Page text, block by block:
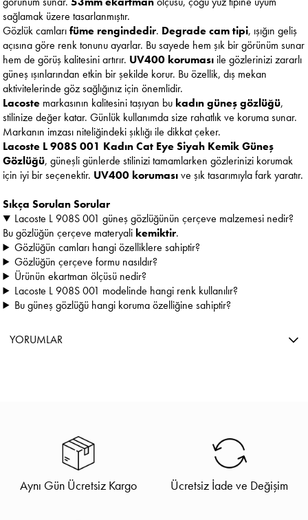
sağlamak üzere tasarlanmıştır.
Gözlük camlarıfüme rengindedir. Degrade cam tipi, ışığın geliş
açısına göre renk tonunu ayarlar. Bu sayede hem şık bir görünüm sunar
hem de görüş kalitesini artırır. UV400 koruması ile gözlerinizi zararlı
güneş ışınlarından etkin bir şekilde korur. Bu özellik, dış mekan
aktivitelerinde göz sağlığınız için önemlidir.
Lacoste markasının kalitesini taşıyan bu kadın güneş gözlüğü,
stilinize değer katar. Günlük kullanımda size rahatlık ve koruma sunar.
Markanın imzası niteliğindeki şıklığı ile dikkat çeker.
Lacoste L 908S 001 Kadın Cat Eye Siyah Kemik Güneş
Gözlüğü, güneşli günlerde stilinizi tamamlarken gözlerinizi korumak
için iyi bir seçenektir. UV400 korumasıve şık tasarımıyla fark yaratır.
Sıkça Sorulan Sorular
Lacoste L 908S 001 güneş gözlüğünün çerçeve malzemesi nedir?
Bu gözlüğün çerçeve materyali kemiktir.
Gözlüğün camları hangi özelliklere sahiptir?
Gözlüğün çerçeve formu nasıldır?
Ürünün ekartman ölçüsü nedir?
Lacoste L 908S 001 modelinde hangi renk kullanılır?
Bu güneş gözlüğü hangi koruma özelliğine sahiptir?
YORUMLAR
Aynı Gün Ücretsiz Kargo Ücretsiz İade ve Değişim